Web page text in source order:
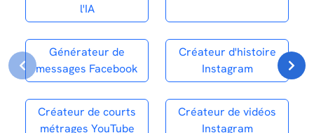
l'IA
Générateur de
messages Facebook
Créateur d'histoire
Instagram
Créateur de courts
métrages YouTube
Créateur de vidéos
Instagram